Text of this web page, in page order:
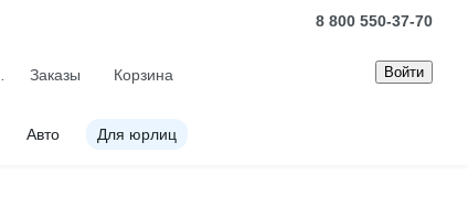
8 800 550-37-70
Заказы Корзина Войти
Авто Для юрлиц